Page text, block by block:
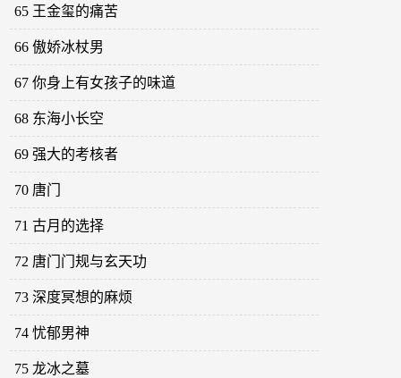
65 王金玺的痛苦
66 傲娇冰杖男
67 你身上有女孩子的味道
68 东海小长空
69 强大的考核者
70 唐门
71 古月的选择
72 唐门门规与玄天功
73 深度冥想的麻烦
74 忧郁男神
75 龙冰之墓